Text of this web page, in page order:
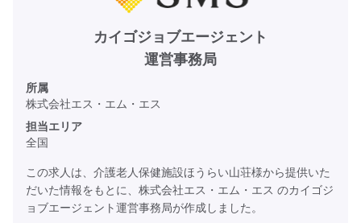
カイゴジョブエージェント
運営事務局
所属
株式会社エス・エム・エス
担当エリア
全国
この求人は、介護老人保健施設ほうらい山荘様から提供いた
だいた情報をもとに、株式会社エス・エム・エス のカイゴジ
ョブエージェント運営事務局が作成しました。